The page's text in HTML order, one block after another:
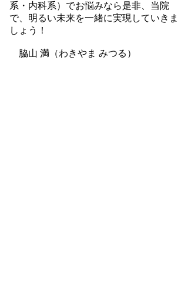
系・内科系）でお悩みなら是非、当院
で、明るい未来を一緒に実現していきま
しょう！
脇山 満（わきやま みつる）